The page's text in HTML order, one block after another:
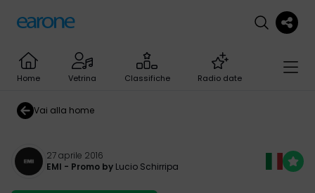
Home Vetrina Classifiche Radio date
Vai alla home
27 aprile 2016
EMI - Promo by Lucio Schirripa